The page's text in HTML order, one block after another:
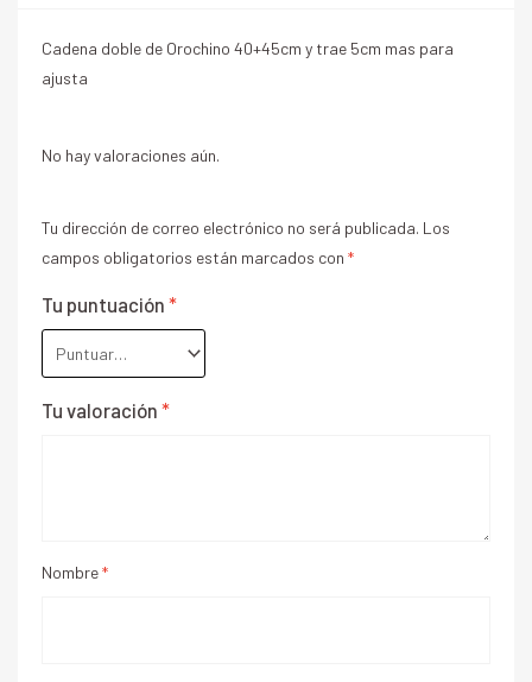
Cadena doble de Orochino 40+45cm y trae 5cm mas para
ajusta
No hay valoraciones aún.
Tu dirección de correo electrónico no será publicada. Los
campos obligatorios están marcados con *
Tu puntuación *
Tu valoración *
Nombre*